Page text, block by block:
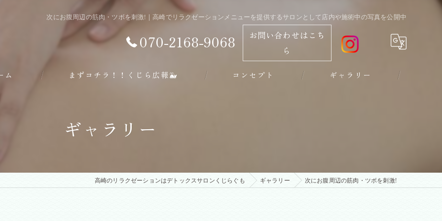
次にお腹周辺の筋肉・ツボを刺激! | 高崎でリラクゼーションメニューを提供するサロンとして店内や施術中の写真を公開中
070-2168-9068
お問い合わせはこち
ら
ム まずコチラ！！くじら広報🐳 コンセプト ギャラリー
ギャラリー
高崎のリラクゼーションはデトックスサロンくじらぐも ギャラリー 次にお腹周辺の筋肉・ツボを刺激!